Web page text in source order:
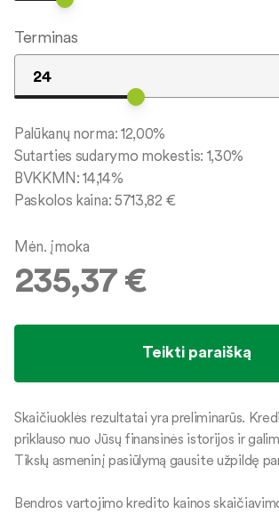
Terminas
Palūkanų norma:12,00%
Sutarties sudarymo mokestis: 1,30%
BVKKMN:14,14%
Paskolos kaina:5713,82 €
Mėn. įmoka
235,37€
Skaičiuoklės rezultatai yra preliminarūs.
priklauso nuo Jūsų finansinės istorijos ir
Tikslų asmeninį pasiūlymą gausite užpildę
Bendros vartojimo kredito kainos